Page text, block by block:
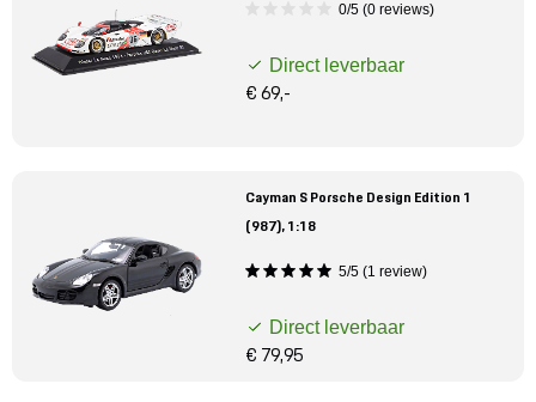
0/5 (0 reviews)
Direct leverbaar
€ 69,-
Cayman S Porsche Design Edition 1
(987), 1:18
5/5 (1 review)
Direct leverbaar
€ 79,95